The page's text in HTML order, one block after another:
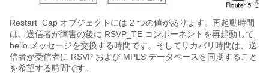
Restart_Cap オブジェクトには 2 つの値があります。再起動時間
は、送信者が障害の後に RSVP_TE コンポーネントを再起動して
hello メッセージを交換する時間です。そしてリカバリ時間は、送
信者が受信者に RSVP および MPLS データベースを同期すること
を希望する時間です。